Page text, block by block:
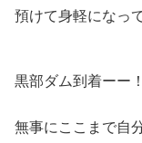
預けて身軽になっ
黒部ダム到着ーー！
無事にここまで自